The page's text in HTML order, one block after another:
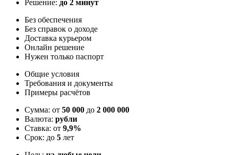
Решение: до 2 минут
Без обеспечения
Без справок о доходе
Доставка курьером
Онлайн решение
Нужен только паспорт
Общие условия
Требования и документы
Примеры расчётов
Сумма: от 50 000 до 2 000 000
Валюта: рубли
Ставка: от 9,9%
Срок: до 5 лет